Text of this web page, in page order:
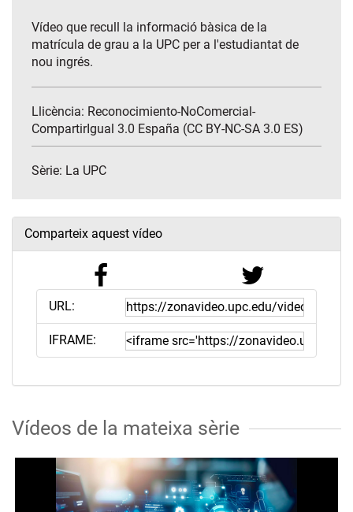
Vídeo que recull la informació bàsica de la
matrícula de grau a la UPC per a l'estudiantat de
nou ingrés.
Llicència: Reconocimiento-NoComercial-
CompartirIgual 3.0 España (CC BY-NC-SA 3.0 ES)
Sèrie: La UPC
Comparteix aquest vídeo
URL:
IFRAME:
Vídeos de la mateixa sèrie